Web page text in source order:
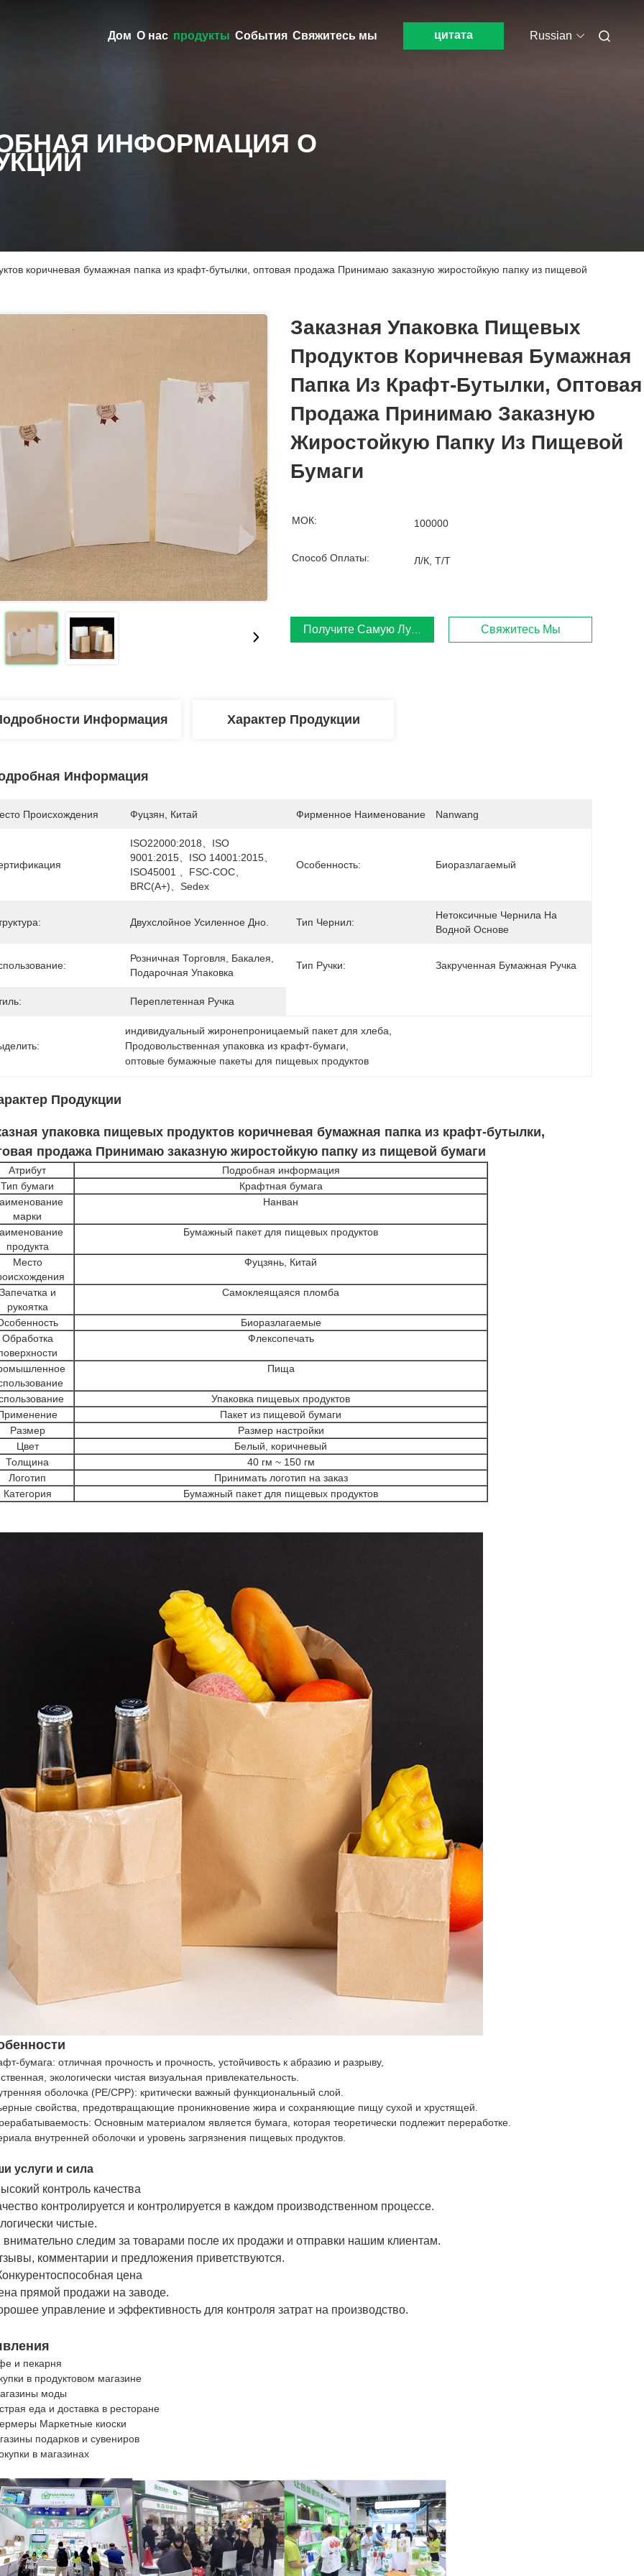
Дом О нас продукты События Свяжитесь мы цитата Russian
ИНФОРМАЦИЯ О
коричневая бумажная папка из крафт-бутылки, оптовая продажа Принимаю заказную жиростойкую папку из пищевой
Заказная Упаковка Пищевых
Продуктов Коричневая Бумажная
Папка Из Крафт-Бутылки, Оптовая
Продажа Принимаю Заказную
Жиростойкую Папку Из Пищевой
Бумаги
МОК: 100000
Способ Оплаты: Л/К, Т/Т
Получите Самую Лучшую Цену Свяжитесь Мы
Информация Характер Продукции
Информация
Происхождения Фуцзян, Китай Фирменное Наименование Nanwang
ISO22000:2018、ISO
9001:2015、ISO 14001:2015、
ISO45001 、FSC-COC、
BRC(A+)、Sedex
Особенность: Биоразлагаемый
Двухслойное Усиленное Дно. Тип Чернил:
Нетоксичные Чернила На
Водной Основе
Розничная Торговля, Бакалея,
Подарочная Упаковка
Тип Ручки: Закрученная Бумажная Ручка
Переплетенная Ручка
индивидуальный жиронепроницаемый пакет для хлеба
Продовольственная упаковка из крафт-бумаги
оптовые бумажные пакеты для пищевых продуктов
Продукции
упаковка пищевых продуктов коричневая бумажная папка из крафт-бутылки,
продажа Принимаю заказную жиростойкую папку из пищевой бумаги
Атрибут
Подробная информация
Тип бумаги
Крафтная бумага
марки
Нанван
продукта
Бумажный пакет для пищевых продуктов
Место
Фуцзянь, Китай
Запечатка и
рукоятка
Самоклеящаяся пломба
Биоразлагаемые
Обработка
Флексопечать
Пища
Упаковка пищевых продуктов
Пакет из пищевой бумаги
Размер
Размер настройки
Цвет
Белый, коричневый
Толщина
40 гм ~ 150 гм
Логотип
Принимать логотип на заказ
Категория
Бумажный пакет для пищевых продуктов
бумага: отличная прочность и прочность, устойчивость к абразию и разрыву,
экологически чистая визуальная привлекательность.
оболочка (PE/CPP): критически важный функциональный слой.
свойства, предотвращающие проникновение жира и сохраняющие пищу сухой и хрустящей.
Основным материалом является бумага, которая теоретически подлежит переработке.
внутренней оболочки и уровень загрязнения пищевых продуктов.
услуги и сила
контроль качества
контролируется и контролируется в каждом производственном процессе.
чистые.
следим за товарами после их продажи и отправки нашим клиентам.
комментарии и предложения приветствуются.
цена
прямой продажи на заводе.
управление и эффективность для контроля затрат на производство.
и пекарня
в продуктовом магазине
моды
еда и доставка в ресторане
Маркетные киоски
подарков и сувениров
в магазинах